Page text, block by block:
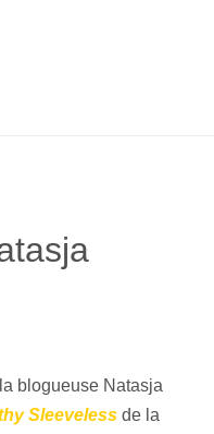
blogueuse Natasja
Sleeveless de la